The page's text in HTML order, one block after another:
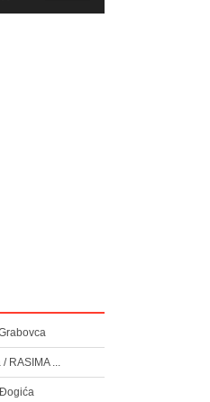
Gore/Dole
RASIMA ...